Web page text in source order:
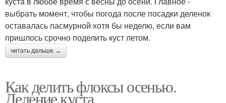
выбрать момент, чтобы погода после посадки деленок
оставалась пасмурной хотя бы неделю, если вам
пришлось срочно поделить куст летом.
читать дальше →
Как делить флоксы осенью.
Деление куста